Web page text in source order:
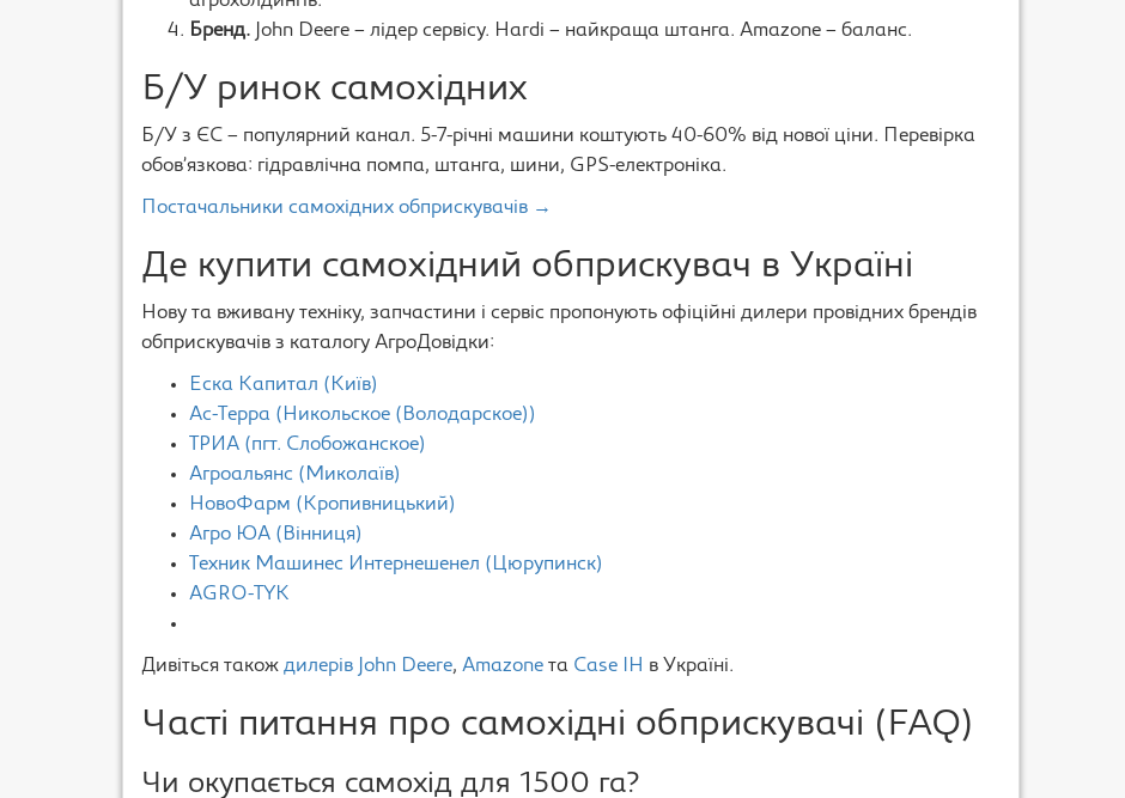
Бренд. John Deere – лідер сервісу. Hardi – найкраща штанга. Amazone – баланс.
Б/У ринок самохідних
Б/У з ЄС – популярний канал. 5-7-річні машини коштують 40-60% від нової ціни. Перевірка
обов’язкова: гідравлічна помпа, штанга, шини, GPS-електроніка.
Постачальники самохідних обприскувачів →
Де купити самохідний обприскувач в Україні
Нову та вживану техніку, запчастини і сервіс пропонують офіційні дилери провідних брендів
обприскувачів з каталогу АгроДовідки:
Еска Капитал (Київ)
Ас-Терра (Никольское (Володарское))
ТРИА (пгт. Слобожанское)
Агроальянс (Миколаїв)
НовоФарм (Кропивницький)
Агро ЮА (Вінниця)
Техник Машинес Интернешенел (Цюрупинск)
AGRO-TYK
Дивіться також дилерів John Deere, Amazone та Case IH в Україні.
Часті питання про самохідні обприскувачі (FAQ)
Чи окупається самохід для 1500 га?